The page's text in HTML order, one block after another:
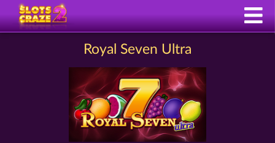
Royal Seven Ultra